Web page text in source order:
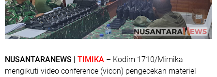
NUSANTARANEWS | TIMIKA – Kodim 1710/Mimika
mengikuti video conference (vicon) pengecekan materiel